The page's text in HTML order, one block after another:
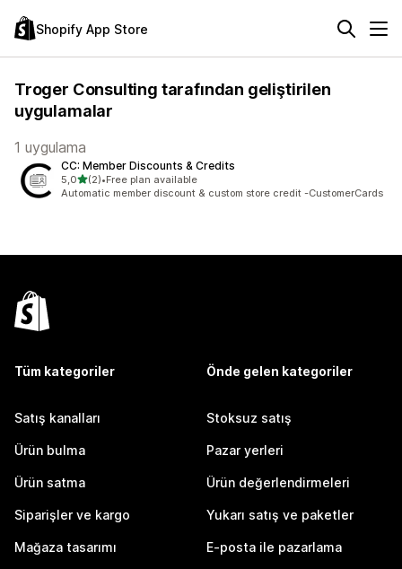
Shopify App Store
Troger Consulting tarafından geliştirilen
uygulamalar
1 uygulama
CC: Member Discounts & Credits
5,05 yıldız üzerinden
(2)
toplam 2 değerlendirme
•Free plan available
Automatic member discount & custom store credit -CustomerCards
Tüm kategoriler
Satış kanalları
Ürün bulma
Ürün satma
Siparişler ve kargo
Mağaza tasarımı
Önde gelen kategoriler
Stoksuz satış
Pazar yerleri
Ürün değerlendirmeleri
Yukarı satış ve paketler
E-posta ile pazarlama